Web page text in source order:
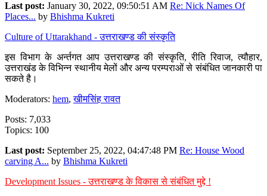
Last post: January 30, 2022, 09:50:51 AM Re: Nick Names Of
Places... by Bhishma Kukreti
Culture of Uttarakhand - उत्तराखण्ड की संस्कृति
इस विभाग के अर्न्तगत आप उत्तराखण्ड की संस्कृति, रीति रिवाज, त्यौहार,
उत्तराखंड के विभिन्न स्थानीय मेलों और अन्य परम्पराओं से संबंधित जानकारी पा
सकते है।
Moderators: hem,खीमसिंह रावत
Posts: 7,033
Topics: 100
Last post: September 25, 2022, 04:47:48 PM Re: House Wood
carving A... by Bhishma Kukreti
Development Issues - उत्तराखण्ड के विकास से संबंधित मुद्दे !